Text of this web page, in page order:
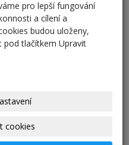
pro lepší fungování
a cílení a
budou uloženy,
tlačítkem Upravit
cookies